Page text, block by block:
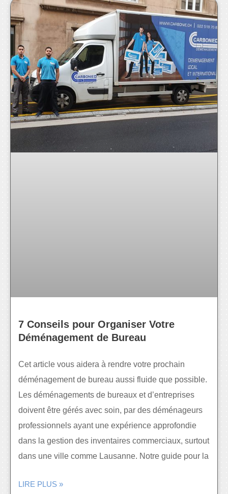
7 Conseils pour Organiser Votre
Déménagement de Bureau
Cet article vous aidera à rendre votre prochain
déménagement de bureau aussi fluide que possible.
Les déménagements de bureaux et d’entreprises
doivent être gérés avec soin, par des déménageurs
professionnels ayant une expérience approfondie
dans la gestion des inventaires commerciaux, surtout
dans une ville comme Lausanne. Notre guide pour la
LIRE PLUS »